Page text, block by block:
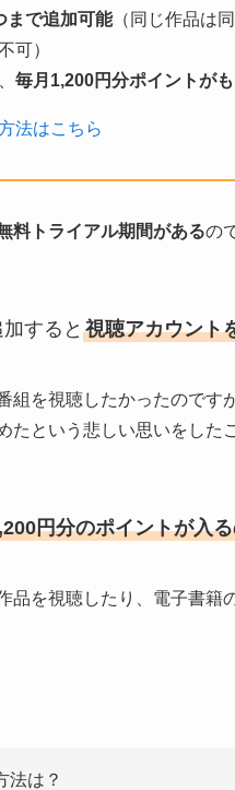
まで追加可能（同じ作品は
可）
毎月1,200円分ポイントが
法はこちら
料トライアル期間があるの
すると 視聴アカウント
組を視聴したかったので
たという悲しい思いをした
円分のポイントが入
品を視聴したり、電子書
法は？